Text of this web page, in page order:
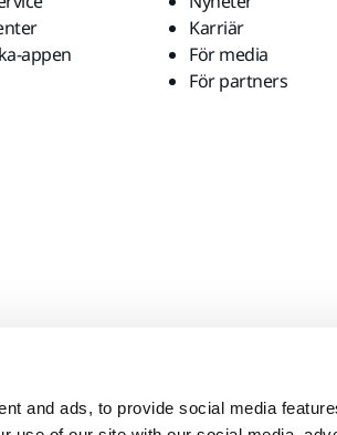
and ads, to provide social media
appen
Karriär
För media
För partners